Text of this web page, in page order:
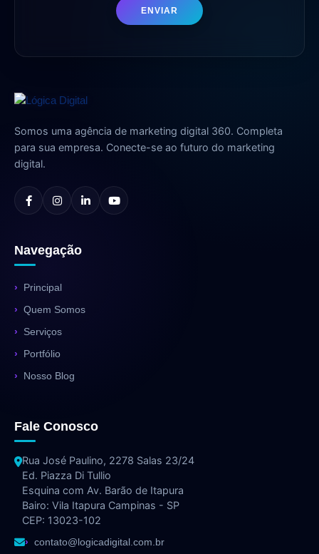
ENVIAR
Somos uma agência de marketing digital 360. Completa
para sua empresa. Conecte-se ao futuro do marketing
digital.
Navegação
Principal
Quem Somos
Serviços
Portfólio
Nosso Blog
Fale Conosco
Rua José Paulino, 2278 Salas 23/24
Ed. Piazza Di Tullio
Esquina com Av. Barão de Itapura
Bairo: Vila Itapura Campinas - SP
CEP: 13023-102
contato@logicadigital.com.br